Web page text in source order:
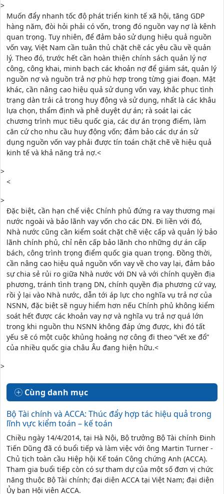
>
Muốn đẩy nhanh tốc độ phát triển kinh tế xã hội, tăng GDP
hàng năm, đòi hỏi phải có vốn, trong đó nguồn vay nợ là kênh
quan trọng. Tuy nhiên, để đảm bảo sử dụng hiệu quả nguồn
vốn vay, Việt Nam cần tuân thủ chặt chẽ các yêu cầu về quản
lý. Theo đó, trước hết cần hoàn thiện chính sách quản lý nợ
công, công khai, minh bạch các khoản nợ để giám sát, quản lý
nguồn nợ và nguồn trả nợ phù hợp trong từng giai đoạn. Mặt
khác, cần nâng cao hiệu quả sử dụng vốn vay, khắc phục tình
trạng dàn trải cả trong huy động và sử dụng, nhất là các khâu
lựa chọn, thẩm định và phê duyệt dự án; rà soát lại các
chương trình mục tiêu quốc gia, các dự án trọng điểm, làm
căn cứ cho nhu cầu huy động vốn; đảm bảo các dự án sử
dụng nguồn vốn vay phải được tín toán chặt chẽ về hiệu quả
kinh tế và khả năng trả nợ.<
>
<
>
Đặc biệt, cần hạn chế việc Chính phủ đứng ra vay thương mại
nước ngoài và bảo lãnh vay vốn cho các DN. Đi liền với đó,
Nhà nước cũng cần kiểm soát chặt chẽ việc cấp và quản lý bảo
lãnh chính phủ, chỉ nên cấp bảo lãnh cho những dự án cấp
bách, công trình trọng điểm quốc gia quan trọng. Đồng thời,
cần nâng cao hiệu quả nguồn vốn vay về cho vay lại, đảm bảo
sự chia sẻ rủi ro giữa Nhà nước với DN và với chính quyền địa
phương, tránh tình trạng DN, chính quyền địa phương cứ vay,
rồi ỷ lại vào Nhà nước, dẫn tới áp lực cho nghĩa vụ trả nợ của
NSNN, đặc biệt sẽ nguy hiểm hơn nếu Chính phủ không kiểm
soát hết được các khoản vay nợ và nghĩa vụ trả nợ quá lớn
trong khi nguồn thu NSNN không đáp ứng được, khi đó tất
yếu sẽ có một cuộc khủng hoảng nợ công đi theo “vết xe đổ”
của nhiều quốc gia châu Âu đang hiện hữu.<
>
Cùng danh mục
Bộ Tài chính và ACCA: Thúc đẩy hợp tác hiệu quả trong
lĩnh vực kiểm toán – kế toán
Chiều ngày 14/4/2014, tại Hà Nội, Bộ trưởng Bộ Tài chính Đinh
Tiến Dũng đã có buổi tiếp và làm việc với ông Martin Turner -
Chủ tịch toàn cầu Hiệp hội Kế toán Công chứng Anh (ACCA).
Tham gia buổi tiếp còn có sự tham dự của một số đơn vị chức
năng thuộc Bộ Tài chính; đại diện ACCA tại Việt Nam; đại diện
Ủy ban Hội viên ACCA.